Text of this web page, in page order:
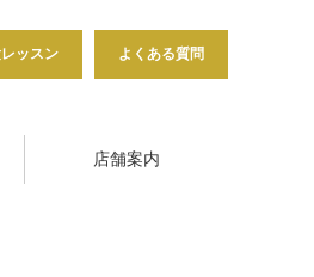
ッスン よくある質問
店舗案内